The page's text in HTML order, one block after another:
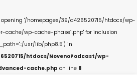
opening '/homepages/39/d426520715/htdocs/wp-
wp-cache-phase1.php' for inclusion
usr/lib/php8.5') in
htdocs/NovenoPodcast/wp-
cache.php on line 8